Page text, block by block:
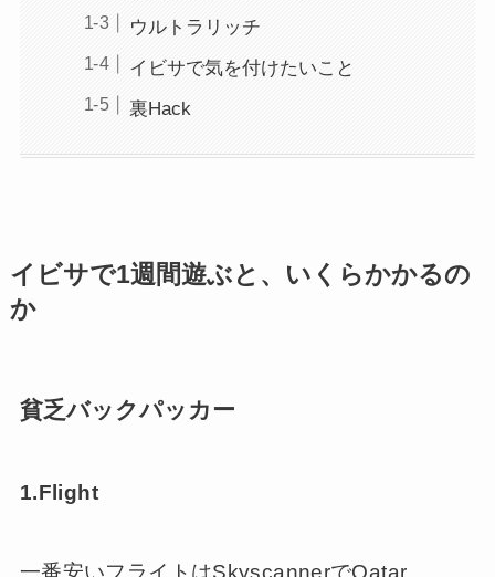
ウルトラリッチ
イビサで気を付けたいこと
裏Hack
イビサで1週間遊ぶと、いくらかかるの
か
貧乏バックパッカー
1.Flight
一番安いフライトはSkyscannerでQatar